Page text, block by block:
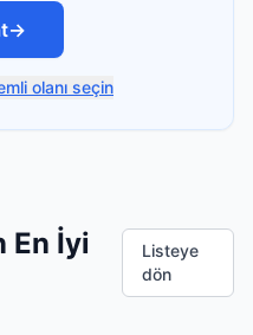
→
olanı seçin
En İyi
Listeye
dön